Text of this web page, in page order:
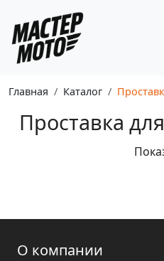
Главная Каталог
Проставка
О компании